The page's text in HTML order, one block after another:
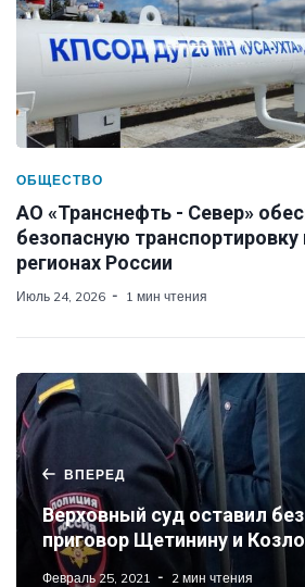
ОБЩЕСТВО
АО «Транснефть - Север»
безопасную транспортировку
регионах России
Июль 24, 2026 1 мин чтения
ВПЕРЕД
Верховный суд оставил
приговор Щетинину и
Февраль 25, 2021 2 мин чтения